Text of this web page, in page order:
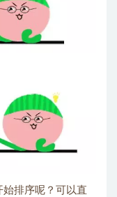
排序呢？可以直